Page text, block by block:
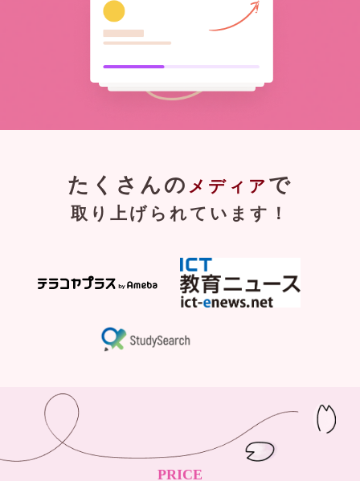
たくさんの メディア で
取り上げられています！
PRICE